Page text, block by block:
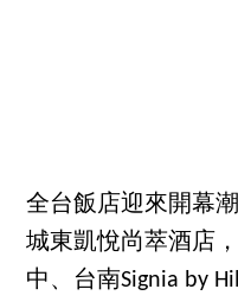
全台飯店迎來開幕
城東凱悅尚萃酒店
中、台南Signia by